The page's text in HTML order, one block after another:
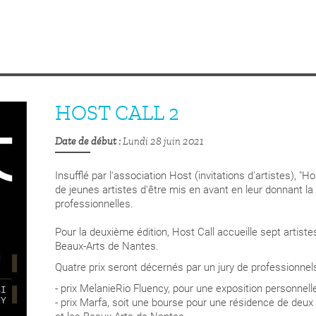
HOST CALL 2
Date de début Lundi 28 juin 2021
Insufflé par l'association Host (invitations d'artistes),
de jeunes artistes d'être mis en avant en leur donnant
professionnelles.
Pour la deuxième édition, Host Call accueille sept
Beaux-Arts de Nantes.
Quatre prix seront décernés par un jury de
- prix MelanieRio Fluency, pour une exposition
- prix Marfa, soit une bourse pour une résidence de